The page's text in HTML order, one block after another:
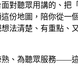
對聽眾用講的、把
這份地圖，陪你從一
法清楚、有重點、
熟、為聽眾服務——